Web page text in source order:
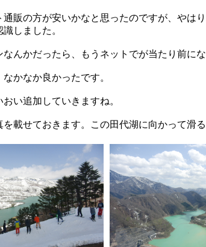
通販の方が安いかなと思ったのですが、やは
しました。
なんかだったら、もうネットでが当たり前に
かなか良かったです。
い追加していきますね。
を載せておきます。この田代湖に向かって滑